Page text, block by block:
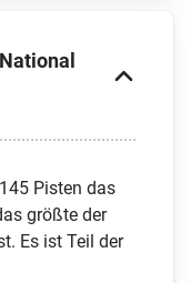
Pisten das
größte der
Es ist Teil der